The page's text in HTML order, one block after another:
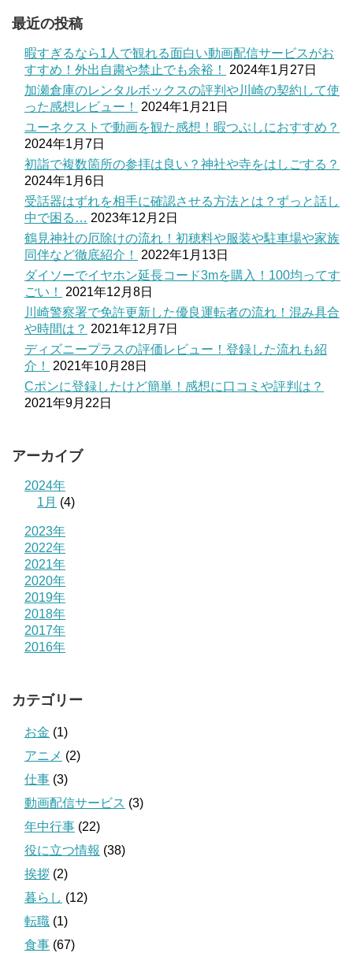
最近の投稿
暇すぎるなら1人で観れる面白い動画配信サービスがお
すすめ！外出自粛や禁止でも余裕！
2024年1月27日
加瀬倉庫のレンタルボックスの評判や川崎の契約して使
った感想レビュー！
2024年1月21日
ユーネクストで動画を観た感想！暇つぶしにおすすめ？
2024年1月7日
初詣で複数箇所の参拝は良い？神社や寺をはしごする？
2024年1月6日
受話器はずれを相手に確認させる方法とは？ずっと話し
中で困る… 2023年12月2日
鶴見神社の厄除けの流れ！初穂料や服装や駐車場や家族
同伴など徹底紹介！
2022年1月13日
ダイソーでイヤホン延長コード3mを購入！100均ってす
ごい！
2021年12月8日
川崎警察署で免許更新した優良運転者の流れ！混み具合
や時間は？ 2021年12月7日
ディズニープラスの評価レビュー！登録した流れも紹
介！
2021年10月28日
Cポンに登録したけど簡単！感想に口コミや評判は？
2021年9月22日
アーカイブ
2024年
1月 (4)
2023年
2022年
2021年
2020年
2019年
2018年
2017年
2016年
カテゴリー
お金 (1)
アニメ (2)
仕事 (3)
動画配信サービス (3)
年中行事 (22)
役に立つ情報 (38)
挨拶 (2)
暮らし (12)
転職 (1)
食事 (67)